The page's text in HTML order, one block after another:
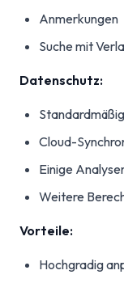
Anmerkungen
Suche mit
Datenschutz:
Cloud-
Einige
Weitere
Vorteile:
Hochgradig